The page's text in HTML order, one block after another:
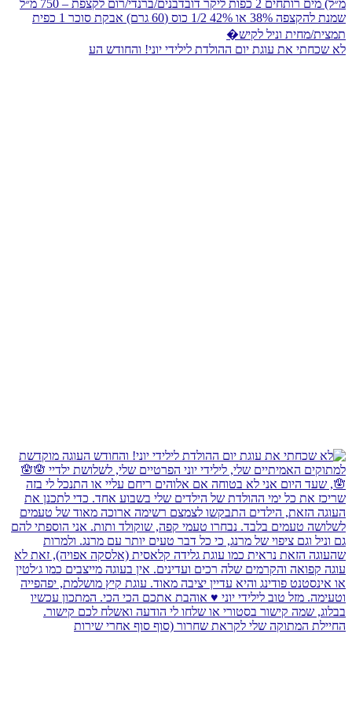
לא שכחתי את עוגת יום ההולדת לילידי יוני! והחודש הע
החיילת המתוקה שלי לקראת שחרור (סוף סוף אחרי שירות